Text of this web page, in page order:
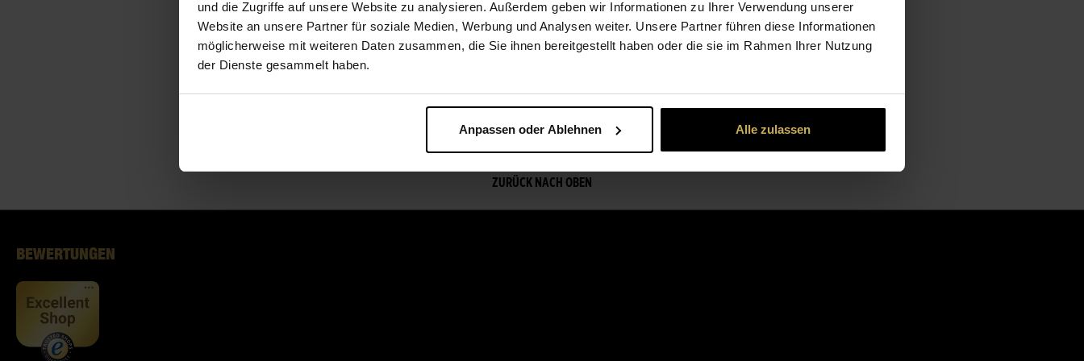
und die Zugriffe auf unsere Website zu analysieren. Außerdem geben wir Informationen zu Ihrer Verwendung unserer
Website an unsere Partner für soziale Medien, Werbung und Analysen weiter. Unsere Partner führen diese Informationen
möglicherweise mit weiteren Daten zusammen, die Sie ihnen bereitgestellt haben oder die sie im Rahmen Ihrer Nutzung
der Dienste gesammelt haben.
Anpassen oder Ablehnen Alle zulassen
ZU ALLEN STRÄUSSEN
ZURÜCK NACH OBEN
BEWERTUNGEN